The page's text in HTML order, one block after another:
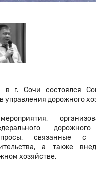
г. Сочи состоялся
управления дорожного
дорожного
связанные с
а также
хозяйстве.